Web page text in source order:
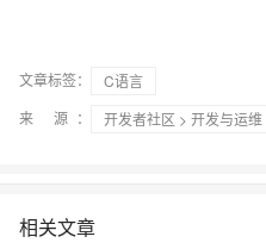
文章标签：
C语言
来 源：
开发者社区 > 开发与运维
相关文章